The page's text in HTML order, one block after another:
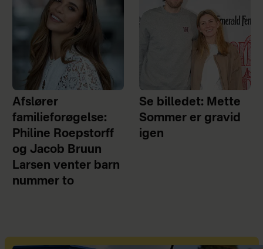
Afslører
familieforøgelse:
Philine Roepstorff
og Jacob Bruun
Larsen venter barn
nummer to
Se billedet: Mette
Sommer er gravid
igen